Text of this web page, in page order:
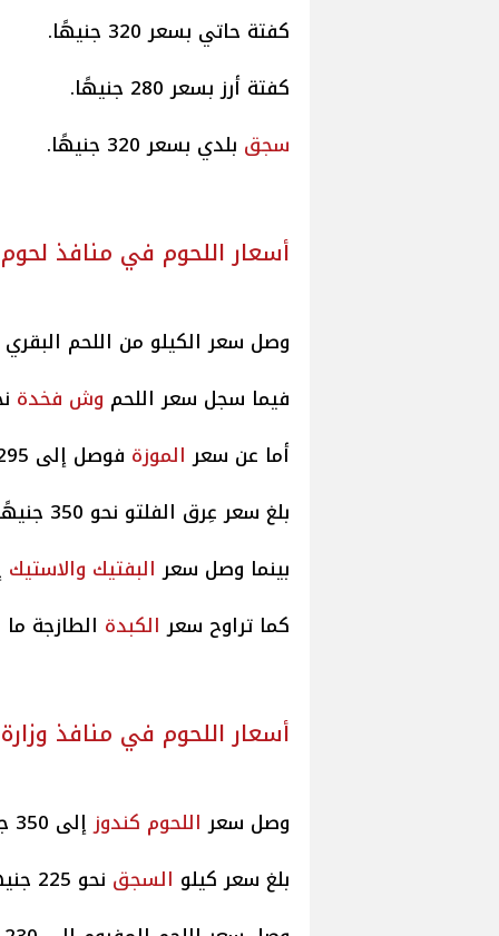
كفتة حاتي بسعر 320 جنيهًا.
كفتة أرز بسعر 280 جنيهًا.
سجق بلدي بسعر 320 جنيهًا.
أسعار اللحوم في منافذ
وصل سعر الكيلو من اللحم البقري إلى 280
فيما سجل سعر اللحم وش فخدة
أما عن سعر الموزة فوصل إلى 295 جنيهًا.
بلغ سعر عِرق الفلتو نحو 350 جنيهًا.
بينما وصل سعر البفتيك والاستيك
كما تراوح سعر الكبدة الطازجة ما بين 300 و350
أسعار اللحوم في منافذ وزارة
وصل سعر اللحوم كندوزإلى 350 جنيهًا.
بلغ سعر كيلو السجق نحو 225 جنيهًا.